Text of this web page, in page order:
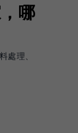
哪
處理、